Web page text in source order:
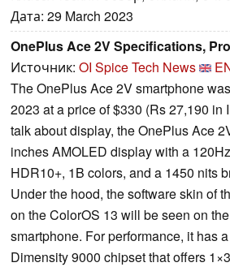
Дата: 29 March 2023
OnePlus Ace 2V Specifications,
Источник: OI Spice Tech News
The OnePlus Ace 2V smartphone
2023 at a price of $330 (Rs 27,190 in
talk about display, the OnePlus Ace
inches AMOLED display with a
HDR10+, 1B colors, and a 1450 nits
Under the hood, the software skin of
on the ColorOS 13 will be seen on
smartphone. For performance, it has
Dimensity 9000 chipset that offers